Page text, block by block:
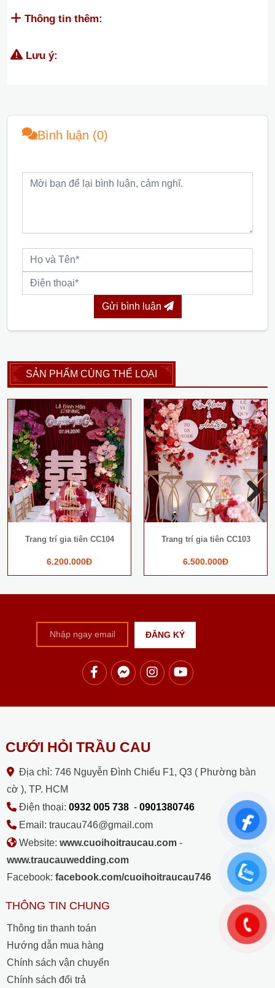
Thông tin thêm:
Lưu ý:
Bình luận (0)
Gửi bình luận
SẢN PHẨM CÙNG THỂ LOẠI
Trang trí gia tiên CC104
6.200.000Đ
Trang trí gia tiên CC103
6.500.000Đ
Next
CƯỚI HỎI TRẦU CAU
Địa chỉ: 746 Nguyễn Đình Chiểu F1, Q3 ( Phường bàn
cờ ), TP. HCM
Điện thoại: 0932 005 738- 0901380746
Email: traucau746@gmail.com
Website: www.cuoihoitraucau.com -
www.traucauwedding.com
Facebook: facebook.com/cuoihoitraucau746
THÔNG TIN CHUNG
Thông tin thanh toán
Hướng dẫn mua hàng
Chính sách vận chuyển
Chính sách đổi trả